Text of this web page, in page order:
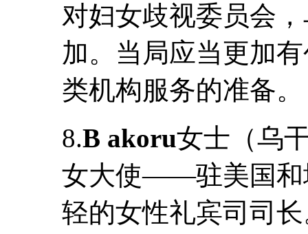
对妇女歧视委员会
加。当局应当更加
类机构服务的准备。
8.B akoru女士（乌
女大使——驻美国
轻的女性礼宾司司